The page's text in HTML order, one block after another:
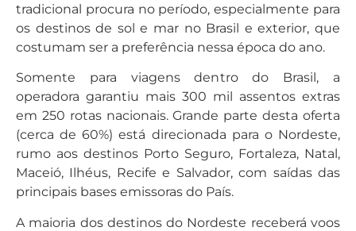
tradicional procura no período, especialmente para
os destinos de sol e mar no Brasil e exterior, que
costumam ser a preferência nessa época do ano.
Somente para viagens dentro do Brasil, a
operadora garantiu mais 300 mil assentos extras
em 250 rotas nacionais. Grande parte desta oferta
(cerca de 60%) está direcionada para o Nordeste,
rumo aos destinos Porto Seguro, Fortaleza, Natal,
Maceió, Ilhéus, Recife e Salvador, com saídas das
principais bases emissoras do País.
A maioria dos destinos do Nordeste receberá voos